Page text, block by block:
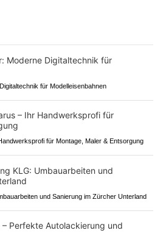
für Modelleisenbahnen
für Montage, Maler & Entsorgung
und Sanierung im Zürcher Unterland